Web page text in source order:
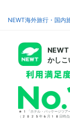
NEWT海外旅行・国内
NEWT
かしこ
*1「ホテル・パッケージツアー
（2025年6月18日時点の旅